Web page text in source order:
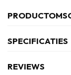
SPECIFICATIES
REVIEWS